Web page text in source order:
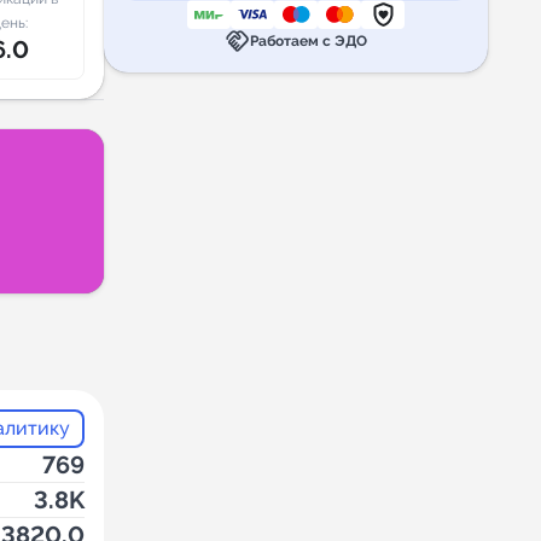
769
3.8K
3820.0
handshakeРаботаем с ЭДО